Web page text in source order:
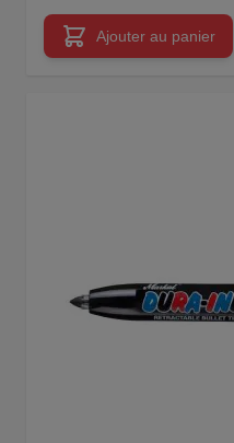
Ajouter au panier